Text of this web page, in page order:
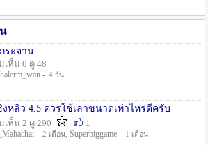
ระจาน
เห็น 0 ดู 48
- 4 วัน
หลิว 4.5 ควรใช้เลาขนาดเท่าไหร่ดีครับ
เห็น 2 ดู 290
1
- 2 เดือน, Superbiggame - 1 เดือน